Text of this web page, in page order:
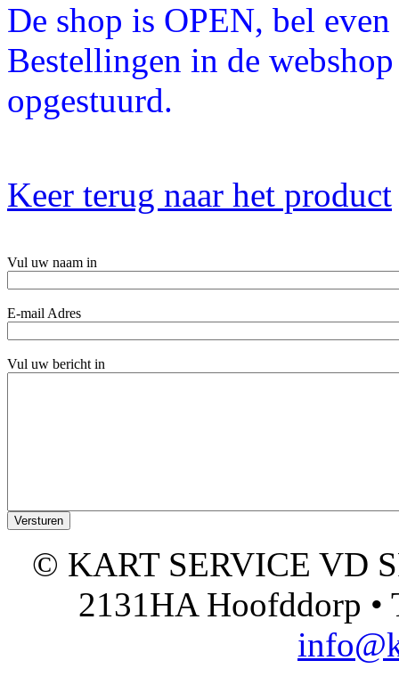
De shop is OPEN, bel
Bestellingen in de
opgestuurd.
Keer terug naar het product
Vul uw naam in
E-mail Adres
Vul uw bericht in
© KART SERVICE VD
2131HA Hoofddorp •